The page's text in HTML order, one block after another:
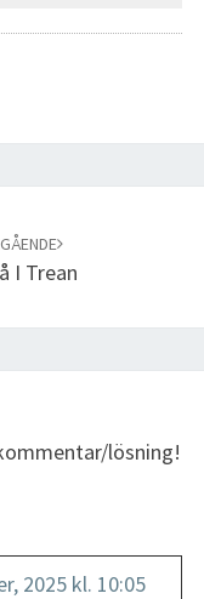
I Trean
lösning!
2025 kl. 10:05